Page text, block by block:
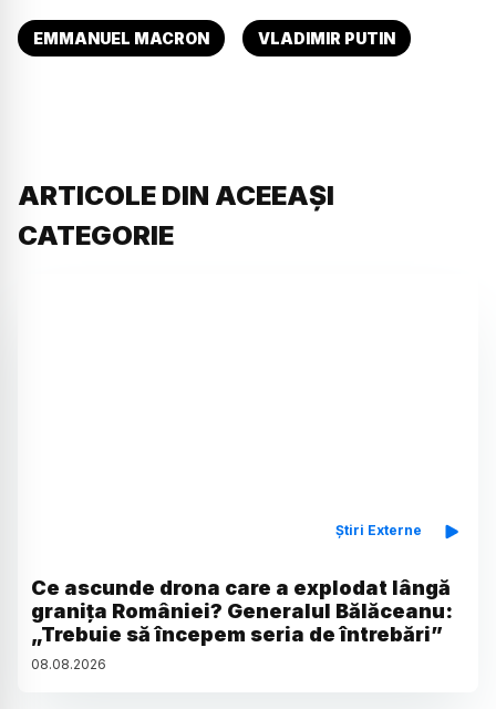
EMMANUEL MACRON VLADIMIR PUTIN
ARTICOLE DIN ACEEAȘI
CATEGORIE
Știri Externe
Ce ascunde drona care a explodat lângă
granița României? Generalul Bălăceanu:
„Trebuie să începem seria de întrebări”
08.08.2026